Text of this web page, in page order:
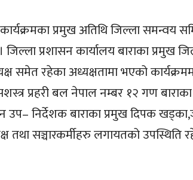
प्रमुख अतिथि जिल्ला समन्वय
प्रशासन कार्यालय बाराका प्रमुख
समेत रहेका अध्यक्षतामा भएको
प्रहरी बल नेपाल नम्बर १२ गण
उप– निर्देशक बाराका प्रमुख दिपक
तथा सञ्चारकर्मीहरु लगायतको उपस्थिति